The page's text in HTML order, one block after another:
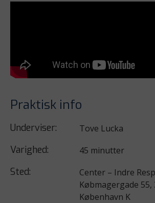
Praktisk info
Underviser: Tove Lucka
Varighed: 45 minutter
Sted:
Center – Indre
Købmagergade 55,
København K